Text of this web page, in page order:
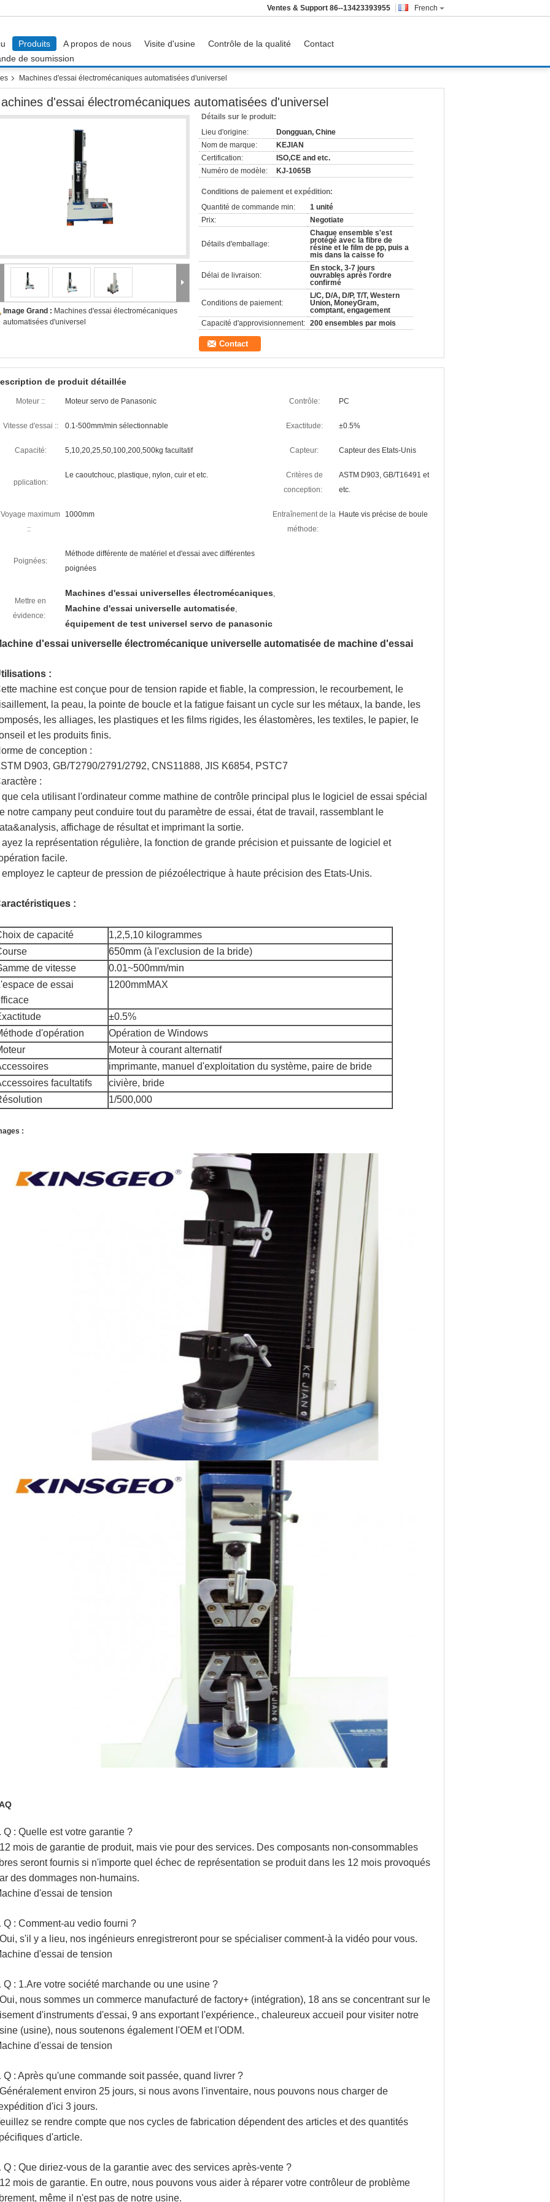
French
Ventes & Support 86--13423393955
Produits A propos de nous Visite d'usine Contrôle de la qualité
Contact
de soumission
Machines d'essai électromécaniques automatisées d'universel
d'essai électromécaniques automatisées d'universel
Image Grand : Machines d'essai électromécaniques
automatisées d'universel
Détails sur le produit:
Lieu d'origine:
Dongguan, Chine
Nom de marque:
KEJIAN
Certification:
ISO,CE and etc.
Numéro de modèle:
KJ-1065B
Conditions de paiement et expédition:
Quantité de commande min:
1 unité
Prix:
Negotiate
Détails d'emballage:
Chaque ensemble s'est
protégé avec la fibre de
résine et le film de pp, puis a
mis dans la caisse fo
Délai de livraison:
En stock, 3-7 jours
ouvrables après l'ordre
confirmé
Conditions de paiement:
L/C, D/A, D/P, T/T, Western
Union, MoneyGram,
comptant, engagement
Capacité d'approvisionnement: 200 ensembles par mois
Contact
de produit détaillée
Moteur :: Moteur servo de Panasonic Contrôle: PC
Vitesse d'essai :: 0.1-500mm/min sélectionnable Exactitude: ±0.5%
Capacité: 5,10,20,25,50,100,200,500kg facultatif Capteur: Capteur des Etats-Unis
pplication:
Le caoutchouc, plastique, nylon, cuir et etc.
Critères de
conception:
ASTM D903, GB/T16491 et
etc.
Voyage maximum
::
1000mm
Entraînement de la
méthode:
Haute vis précise de boule
Poignées:
Méthode différente de matériel et d'essai avec différentes
poignées
Mettre en
évidence:
Machines d'essai universelles électromécaniques,
Machine d'essai universelle automatisée,
équipement de test universel servo de panasonic
d'essai universelle électromécanique universelle automatisée de machine d'essai
:
machine est conçue pour de tension rapide et fiable, la compression, le recourbement, le
la peau, la pointe de boucle et la fatigue faisant un cycle sur les métaux, la bande, les
les alliages, les plastiques et les films rigides, les élastomères, les textiles, le papier, le
et les produits finis.
de conception :
D903, GB/T2790/2791/2792, CNS11888, JIS K6854, PSTC7
:
que cela utilisant l'ordinateur comme mathine de contrôle principal plus le logiciel de essai spécial
notre campany peut conduire tout du paramètre de essai, état de travail, rassemblant le
affichage de résultat et imprimant la sortie.
ayez la représentation régulière, la fonction de grande précision et puissante de logiciel et
facile.
employez le capteur de pression de piézoélectrique à haute précision des Etats-Unis.
:
de capacité
1,2,5,10 kilogrammes
650mm (à l'exclusion de la bride)
de vitesse
0.01~500mm/min
de essai
1200mmMAX
±0.5%
d'opération
Opération de Windows
Moteur à courant alternatif
imprimante, manuel d'exploitation du système, paire de bride
facultatifs
civière, bride
1/500,000
:
Q : Quelle est votre garantie ?
mois de garantie de produit, mais vie pour des services. Des composants non-consommables
seront fournis si n'importe quel échec de représentation se produit dans les 12 mois provoqués
des dommages non-humains.
d'essai de tension
Q : Comment-au vedio fourni ?
s'il y a lieu, nos ingénieurs enregistreront pour se spécialiser comment-à la vidéo pour vous.
d'essai de tension
Q : 1.Are votre société marchande ou une usine ?
nous sommes un commerce manufacturé de factory+ (intégration), 18 ans se concentrant sur le
d'instruments d'essai, 9 ans exportant l'expérience., chaleureux accueil pour visiter notre
(usine), nous soutenons également l'OEM et l'ODM.
d'essai de tension
Q : Après qu'une commande soit passée, quand livrer ?
environ 25 jours, si nous avons l'inventaire, nous pouvons nous charger de
d'ici 3 jours.
se rendre compte que nos cycles de fabrication dépendent des articles et des quantités
d'article.
Q : Que diriez-vous de la garantie avec des services après-vente ?
mois de garantie. En outre, nous pouvons vous aider à réparer votre contrôleur de problème
même il n'est pas de notre usine.